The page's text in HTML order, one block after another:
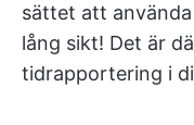
sättet att
lång sikt! Det är
tidrapportering i